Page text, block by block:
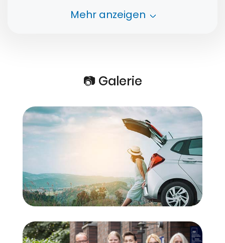
Überweisung der Erstattung durch uns
normalerweise nur wenige Tage vergehen.
Mehr anzeigen
📷 Galerie